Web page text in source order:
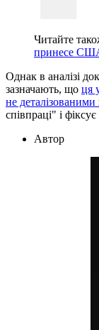
Читайте
принесе США
Однак в аналізі
зазначають, що ця
не
співпраці" і
Автор